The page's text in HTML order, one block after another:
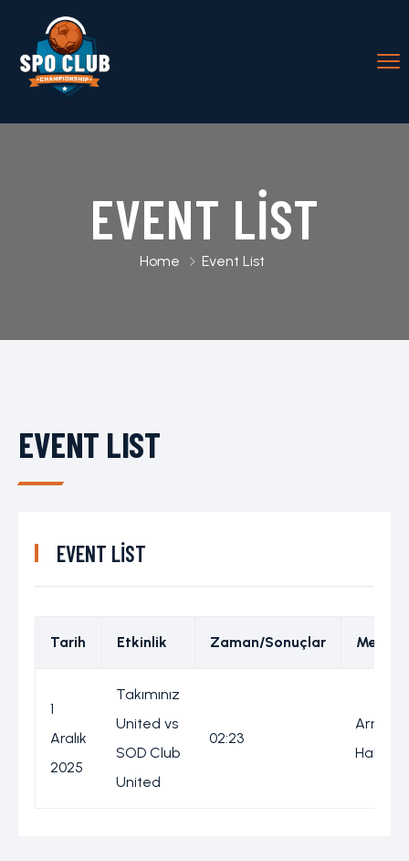
EVENT LIST
Home Event List
EVENT LIST
EVENT LIST
Tarih Etkinlik Zaman/Sonuçlar Mekan
1
Aralık
2025
Takımınız
United vs
SOD Club
United
02:23
Halı